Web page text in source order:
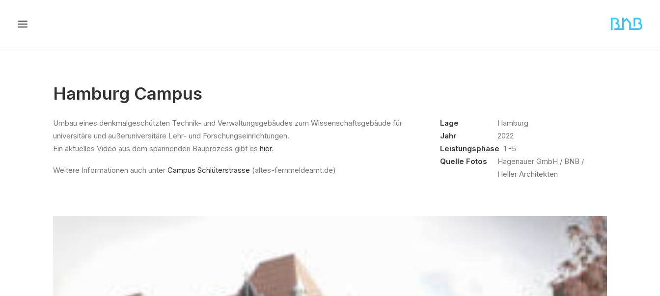
Hamburg Campus
Umbau eines denkmalgeschützten Technik- und Verwaltungsgebäudes zum Wissenschaftsgebäude für
universitäre und außeruniversitäre Lehr- und Forschungseinrichtungen.
Ein aktuelles Video aus dem spannenden Bauprozess gibt es hier.
Weitere Informationen auch unter Campus Schlüterstrasse (altes-fernmeldeamt.de)
Lage
Hamburg
Jahr
2022
Leistungsphase 1 -5
Quelle Fotos
Hagenauer GmbH / BNB /
Heller Architekten